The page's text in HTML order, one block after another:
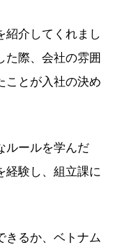
紹介してくれまし
た際、会社の雰囲
ことが入社の決め
ルールを学んだ
経験し、組立課に
きるか、ベトナム